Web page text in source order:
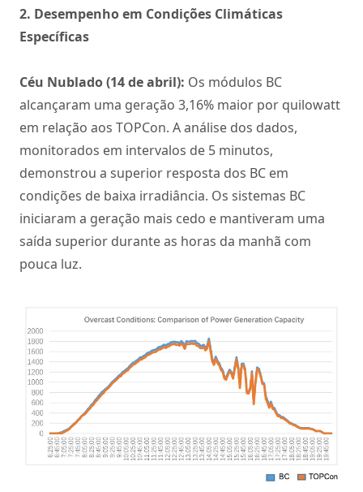
2. Desempenho em Condições Climáticas
Específicas
Céu Nublado (14 de abril): Os módulos BC
alcançaram uma geração 3,16% maior por quilowatt
em relação aos TOPCon. A análise dos dados,
monitorados em intervalos de 5 minutos,
demonstrou a superior resposta dos BC em
condições de baixa irradiância. Os sistemas BC
iniciaram a geração mais cedo e mantiveram uma
saída superior durante as horas da manhã com
pouca luz.